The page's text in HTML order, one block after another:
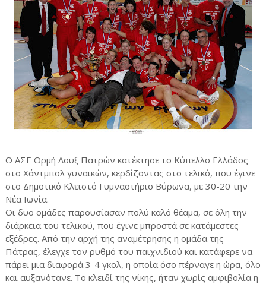
Ο ΑΣΕ Ορμή Λουξ Πατρών κατέκτησε το Κύπελλο Ελλάδος
στο Χάντμπολ γυναικών, κερδίζοντας στο τελικό, που έγινε
στο Δημοτικό Κλειστό Γυμναστήριο Βύρωνα, με 30-20 την
Νέα Ιωνία.
Οι δυο ομάδες παρουσίασαν πολύ καλό θέαμα, σε όλη την
διάρκεια του τελικού, που έγινε μπροστά σε κατάμεστες
εξέδρες. Από την αρχή της αναμέτρησης η ομάδα της
Πάτρας, έλεγχε τον ρυθμό του παιχνιδιού και κατάφερε να
πάρει μια διαφορά 3-4 γκολ, η οποία όσο πέρναγε η ώρα, όλο
και αυξανότανε. Το κλειδί της νίκης, ήταν χωρίς αμφιβολία η